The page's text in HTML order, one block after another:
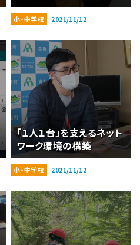
小・中学校 2021/11/12
「１人１台」を支えるネット
ワーク環境の構築
小・中学校 2021/11/12